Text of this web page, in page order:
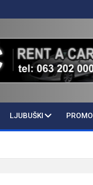
LJUBUŠKI PROMO